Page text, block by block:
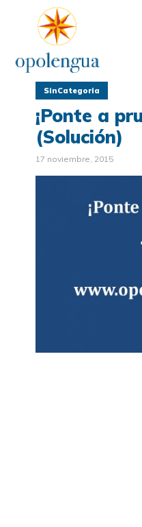
SinCategoria
¡Ponte a
(Solución)
17 noviembre, 2015